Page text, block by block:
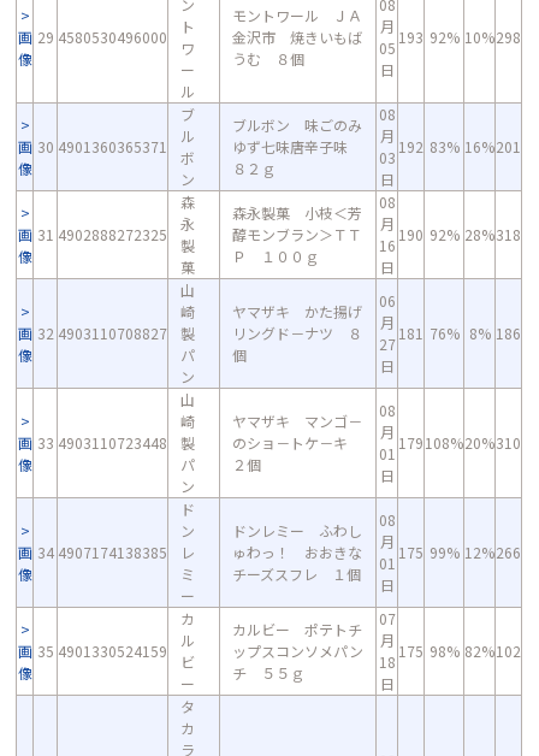
画
像
29 4580530496000
ン
ト
ワ
ー
ル
モントワール ＪＡ
金沢市 焼きいもば
うむ ８個
08
月
05
日
193 92% 10%298
画
像
30 4901360365371
ブ
ル
ボ
ン
ブルボン 味ごのみ
ゆず七味唐辛子味
８２ｇ
08
月
03
日
192 83% 16%201
画
像
31 4902888272325
森
永
製
菓
森永製菓 小枝＜芳
醇モンブラン＞ＴＴ
Ｐ １００ｇ
08
月
16
日
190 92% 28%318
画
像
32 4903110708827
山
崎
製
パ
ン
ヤマザキ かた揚げ
リングド－ナツ ８
個
06
月
27
日
181 76% 8% 186
画
像
33 4903110723448
山
崎
製
パ
ン
ヤマザキ マンゴ－
のショ－トケ－キ
２個
08
月
01
日
179108%20%310
画
像
34 4907174138385
ド
ン
レ
ミ
ー
ドンレミー ふわし
ゅわっ！ おおきな
チーズスフレ １個
08
月
01
日
175 99% 12%266
画
像
35 4901330524159
カ
ル
ビ
ー
カルビー ポテトチ
ップスコンソメパン
チ ５５ｇ
07
月
18
日
175 98% 82%102
タ
カ
ラ